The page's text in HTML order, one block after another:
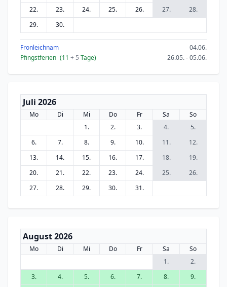
22. 23. 24. 25. 26. 27.
28.
29.
30.
Fronleichnam
04.06.
Pfingstferien (11 + 5 Tage) 26.05. - 05.06.
Juli 2026
Mo Di Mi Do Fr Sa
So
1.
2. 3. 4.
5.
6.
7. 8. 9. 10. 11.
12.
13.
14. 15. 16. 17. 18.
19.
20.
21. 22. 23. 24. 25.
26.
27.
28. 29. 30. 31.
August 2026
Mo Di Mi Do Fr Sa
So
1.
2.
3.
4. 5. 6. 7. 8.
9.